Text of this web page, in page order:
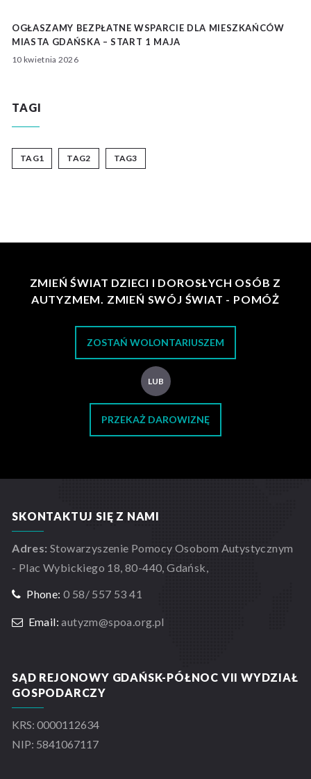
OGŁASZAMY BEZPŁATNE WSPARCIE DLA MIESZKAŃCÓW
MIASTA GDAŃSKA – START 1 MAJA
10 kwietnia 2026
TAGI
TAG1 TAG2 TAG3
ZMIEŃ ŚWIAT DZIECI I DOROSŁYCH OSÓB Z
AUTYZMEM. ZMIEŃ SWÓJ ŚWIAT - POMÓŻ
ZOSTAŃ WOLONTARIUSZEM
LUB
PRZEKAŻ DAROWIZNĘ
SKONTAKTUJ SIĘ Z NAMI
Adres: Stowarzyszenie Pomocy Osobom Autystycznym
- Plac Wybickiego 18, 80-440, Gdańsk,
Phone: 0 58/ 557 53 41
Email: autyzm@spoa.org.pl
SĄD REJONOWY GDAŃSK-PÓŁNOC VII WYDZIAŁ
GOSPODARCZY
KRS: 0000112634
NIP: 5841067117